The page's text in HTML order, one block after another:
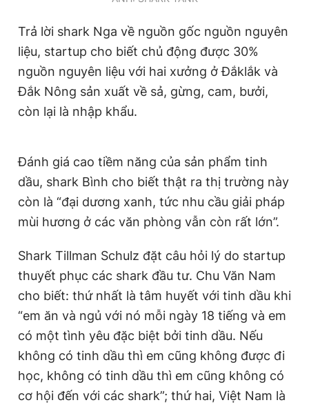
Trả lời shark Nga về nguồn gốc nguồn nguyên
liệu, startup cho biết chủ động được 30%
nguồn nguyên liệu với hai xưởng ở Đắklắk và
Đắk Nông sản xuất về sả, gừng, cam, bưởi,
còn lại là nhập khẩu.
Đánh giá cao tiềm năng của sản phẩm tinh
dầu, shark Bình cho biết thật ra thị trường này
còn là “đại dương xanh, tức nhu cầu giải pháp
mùi hương ở các văn phòng vẫn còn rất lớn”.
Shark Tillman Schulz đặt câu hỏi lý do startup
thuyết phục các shark đầu tư. Chu Văn Nam
cho biết: thứ nhất là tâm huyết với tinh dầu khi
“em ăn và ngủ với nó mỗi ngày 18 tiếng và em
có một tình yêu đặc biệt bởi tinh dầu. Nếu
không có tinh dầu thì em cũng không được đi
học, không có tinh dầu thì em cũng không có
cơ hội đến với các shark”; thứ hai, Việt Nam là